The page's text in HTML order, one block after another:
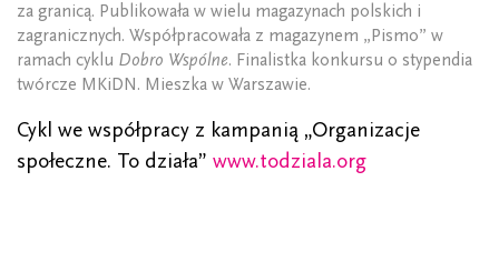
za granicą. Publikowała w wielu magazynach polskich i
zagranicznych. Współpracowała z magazynem „Pismo” w
ramach cyklu Dobro Wspólne. Finalistka konkursu o stypendia
twórcze MKiDN. Mieszka w Warszawie.
Cykl we współpracy z kampanią „Organizacje
społeczne. To działa” www.todziala.org